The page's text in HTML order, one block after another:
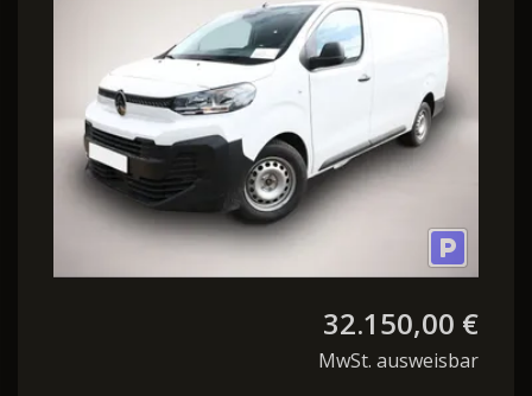
Heckklappe Holz PDC
32.150,00 €
MwSt. ausweisbar